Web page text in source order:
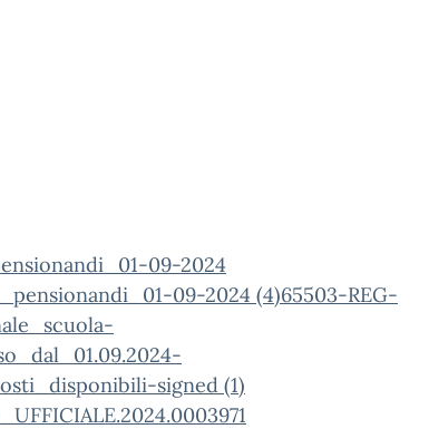
09-2024
09-2024 (4)65503-REG-
signed (1)